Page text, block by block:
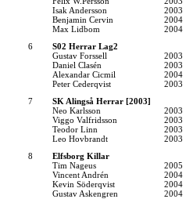
Isak Andersson
2003
Benjamin Cervin
2004
Max Lidbom
2004
6
S02 Herrar Lag2
Gustav Forssell
2003
Daniel Clasén
2003
Alexandar Cicmil
2004
Peter Cederqvist
2003
7
SK Alingså Herrar [2003]
Neo Karlsson
2003
Viggo Valfridsson
2003
Teodor Linn
2003
Leo Hovbrandt
2003
8
Elfsborg Killar
Tim Nageus
2005
Vincent Andrén
2004
Kevin Söderqvist
2004
Gustav Askengren
2004